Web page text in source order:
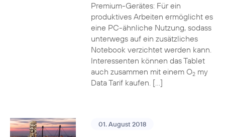
Premium-Gerätes: Für ein
produktives Arbeiten ermöglicht es
eine PC-ähnliche Nutzung, sodass
unterwegs auf ein zusätzliches
Notebook verzichtet werden kann.
Interessenten können das Tablet
auch zusammen mit einem O2my
Data Tarif kaufen. […]
01. August 2018